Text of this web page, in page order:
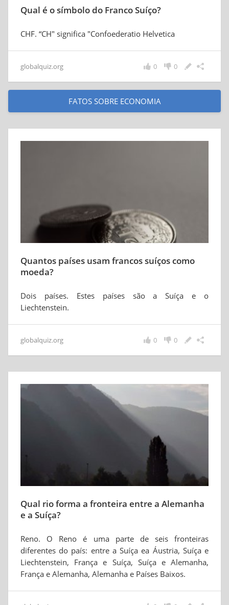
Qual é o símbolo do Franco Suíço?
CHF. “CH" significa "Confoederatio Helvetica
globalquiz.org 0
0
FATOS SOBRE ECONOMIA
Quantos países usam francos suíços como
moeda?
Dois países. Estes países são a Suíça e o
Liechtenstein.
globalquiz.org 0
0
Qual rio forma a fronteira entre a Alemanha
e a Suíça?
Reno. O Reno é uma parte de seis fronteiras
diferentes do país: entre a Suíça ea Áustria, Suíça e
Liechtenstein, França e Suíça, Suíça e Alemanha,
França e Alemanha, Alemanha e Países Baixos.